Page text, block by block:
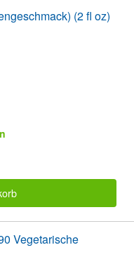
(2 fl oz)
Vegetarische